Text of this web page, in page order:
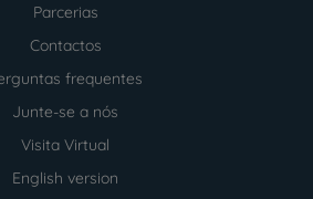
Parcerias
Contactos
frequentes
Junte-se a nós
Visita Virtual
English version